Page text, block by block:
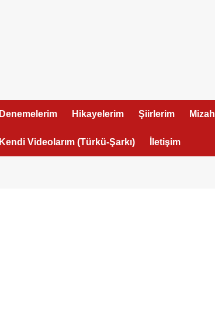
Denemelerim Hikayelerim Şiirlerim Mizah
Kendi Videolarım (Türkü-Şarkı) İletişim